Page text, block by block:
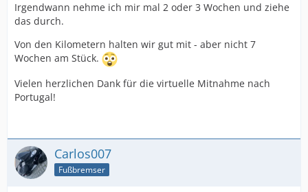
Irgendwann nehme ich mir mal 2 oder 3 Wochen und ziehe
das durch.
Von den Kilometern halten wir gut mit - aber nicht 7
Wochen am Stück.
Vielen herzlichen Dank für die virtuelle Mitnahme nach
Portugal!
Carlos007
Fußbremser